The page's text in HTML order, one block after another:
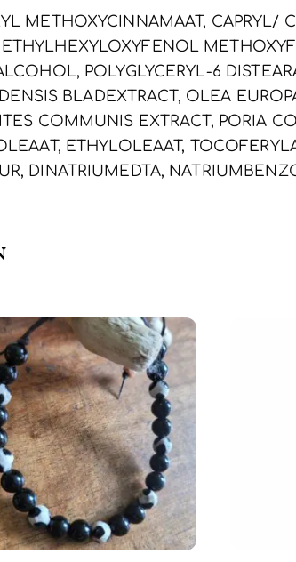
METHOXYCINNAMAAT, CAPRYL/
POLYGLYCERYL-6
BLADEXTRACT, OLEA
COMMUNIS EXTRACT, PORIA
ETHYLOLEAAT,
DINATRIUMEDTA,